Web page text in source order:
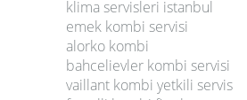
klima servisleri istanbul
emek kombi servisi
alorko kombi
bahcelievler kombi servisi
vaillant kombi yetkili servis